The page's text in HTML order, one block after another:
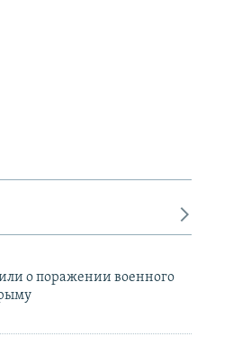
о поражении военного